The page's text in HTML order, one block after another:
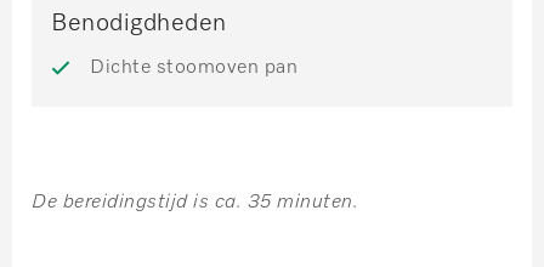
Benodigdheden
Dichte stoomoven pan
De bereidingstijd is ca. 35 minuten.